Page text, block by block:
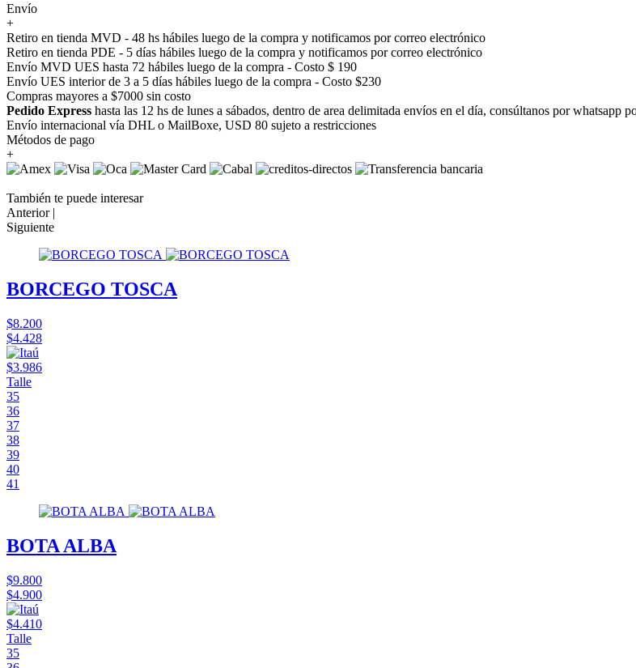
Envío
+
Retiro en tienda MVD - 48 hs hábiles luego de la compra y notificamos por correo electrónico
Retiro en tienda PDE - 5 días hábiles luego de la compra y notificamos por correo electrónico
Envío MVD UES hasta 72 hábiles luego de la compra - Costo $ 190
Envío UES interior de 3 a 5 días hábiles luego de la compra - Costo $230
Compras mayores a $7000 sin costo
Pedido Express hasta las 12 hs de lunes a sábados, dentro de area delimitada envíos en el día, consúltanos por whatsapp
Envío internacional vía DHL o MailBoxe, USD 80 sujeto a restricciones
Métodos de pago
+
También te puede interesar
Anterior |
Siguiente
BORCEGO TOSCA
$8.200
$4.428
$3.986
Talle
35
36
37
38
39
40
41
BOTA ALBA
$9.800
$4.900
$4.410
Talle
35